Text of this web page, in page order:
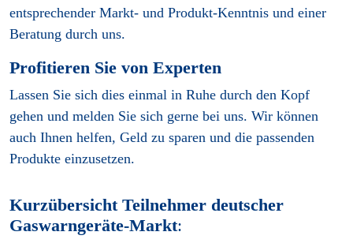
entsprechender Markt- und Produkt-Kenntnis und einer
Beratung durch uns.
Profitieren Sie von Experten
Lassen Sie sich dies einmal in Ruhe durch den Kopf
gehen und melden Sie sich gerne bei uns. Wir können
auch Ihnen helfen, Geld zu sparen und die passenden
Produkte einzusetzen.
Kurzübersicht Teilnehmer deutscher
Gaswarngeräte-Markt: